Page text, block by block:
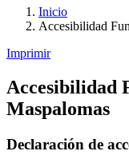
Inicio
Accesibilidad
Imprimir
Accesibilidad
Maspalomas
Declaración de